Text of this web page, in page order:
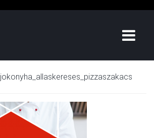
jokonyha_allaskereses_pizzaszakacs